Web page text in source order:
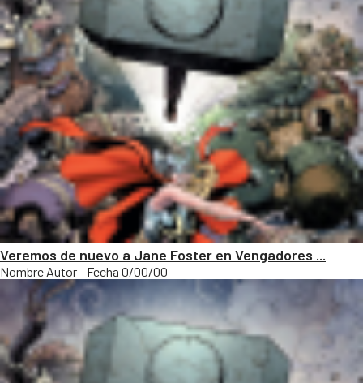
Veremos de nuevo a Jane Foster en Vengadores ...
Nombre Autor - Fecha 0/00/00